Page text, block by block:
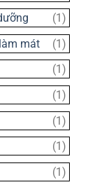
phẩm
sản
phẩm
1 1
sản
phẩm
mát 11
sản
phẩm
1 1
sản
phẩm
11
sản
phẩm
11
sản
phẩm
1 1
sản
phẩm
11